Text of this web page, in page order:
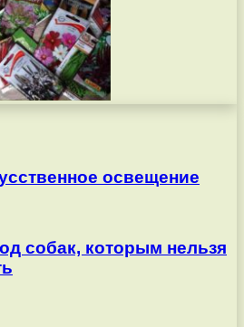
освещение
собак, которым нельзя